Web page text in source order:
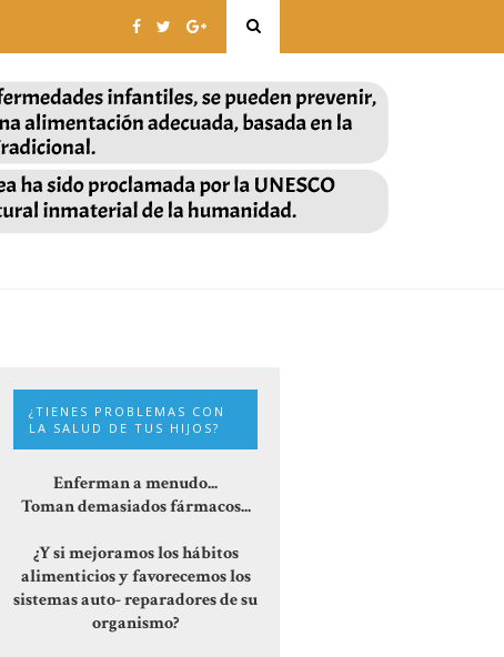
¿TIENES PROBLEMAS CON
LA SALUD DE TUS HIJOS?
Enferman a menudo...
Toman demasiados fármacos...
¿Y si mejoramos los hábitos
alimenticios y favorecemos los
sistemas auto- reparadores de su
organismo?